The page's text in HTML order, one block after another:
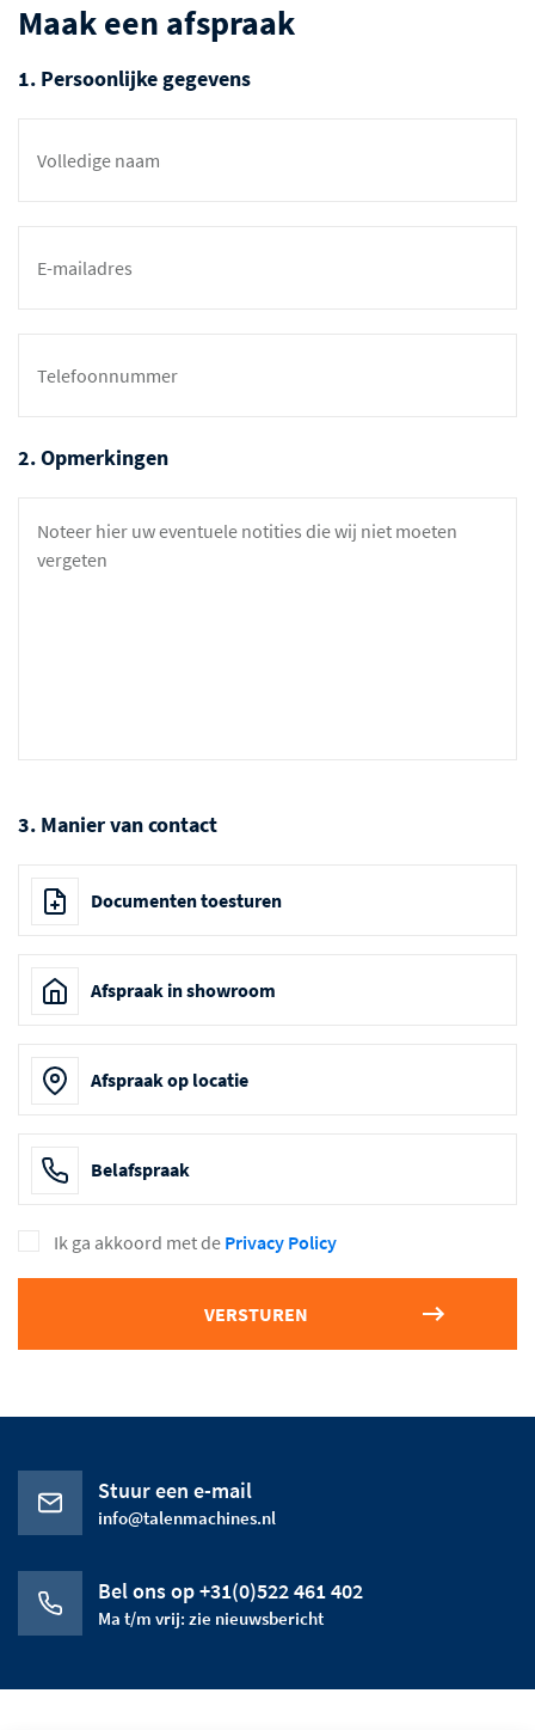
Maak een afspraak
1. Persoonlijke gegevens
2. Opmerkingen
3. Manier van contact
Documenten toesturen
Afspraak in showroom
Afspraak op locatie
Belafspraak
Ik ga akkoord met de Privacy Policy
Stuur een e-mail
info@talenmachines.nl
Bel ons op +31(0)522 461 402
Ma t/m vrij: zie nieuwsbericht